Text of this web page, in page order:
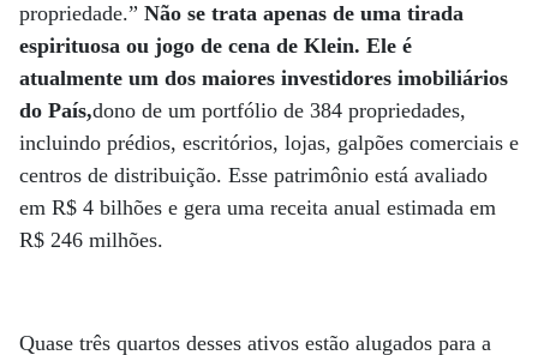
propriedade.” Não se trata apenas de uma tirada
espirituosa ou jogo de cena de Klein. Ele é
atualmente um dos maiores investidores imobiliários
do País,dono de um portfólio de 384 propriedades,
incluindo prédios, escritórios, lojas, galpões comerciais e
centros de distribuição. Esse patrimônio está avaliado
em R$ 4 bilhões e gera uma receita anual estimada em
R$ 246 milhões.
Quase três quartos desses ativos estão alugados para a